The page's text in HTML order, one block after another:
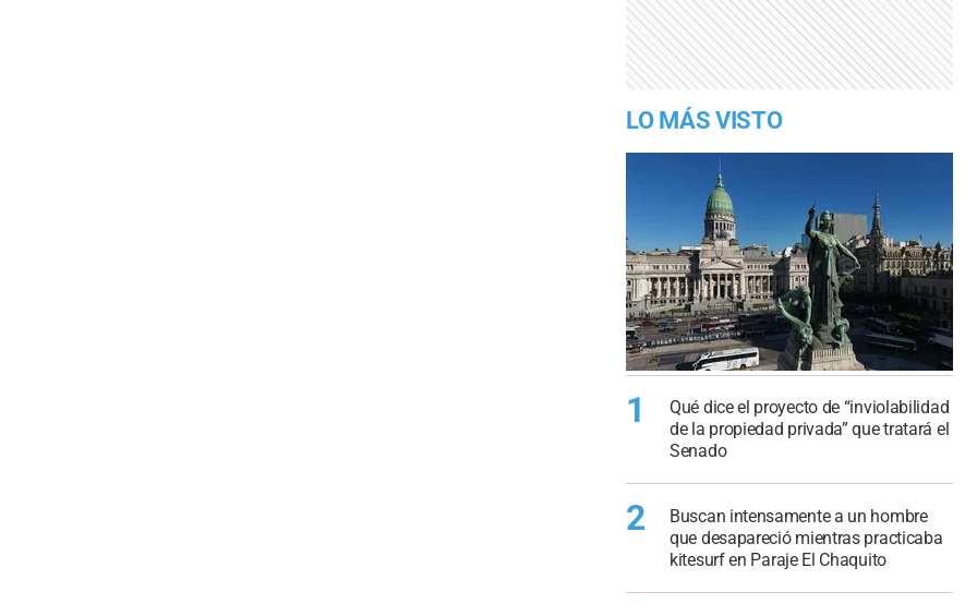
LO MÁS VISTO
1
Qué dice el proyecto de “inviolabilidad
de la propiedad privada” que tratará el
Senado
2
Buscan intensamente a un hombre
que desapareció mientras practicaba
kitesurf en Paraje El Chaquito